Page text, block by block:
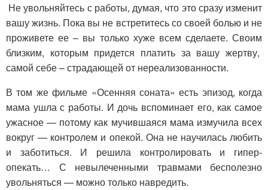
Не увольняйтесь с работы, думая, что это сразу изменит
вашу жизнь. Пока вы не встретитесь со своей болью и не
проживете ее – вы только хуже всем сделаете. Своим
близким, которым придется платить за вашу жертву,
самой себе – страдающей от нереализованности.
В том же фильме «Осенняя соната» есть эпизод, когда
мама ушла с работы. И дочь вспоминает его, как самое
ужасное — потому как мучившаяся мама измучила всех
вокруг — контролем и опекой. Она не научилась любить
и заботиться. И решила контролировать и гипер-
опекать… С невылеченными травмами бесполезно
увольняться — можно только навредить.